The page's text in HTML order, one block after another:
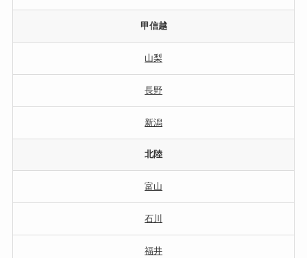
甲信越
山梨
長野
新潟
北陸
富山
石川
福井